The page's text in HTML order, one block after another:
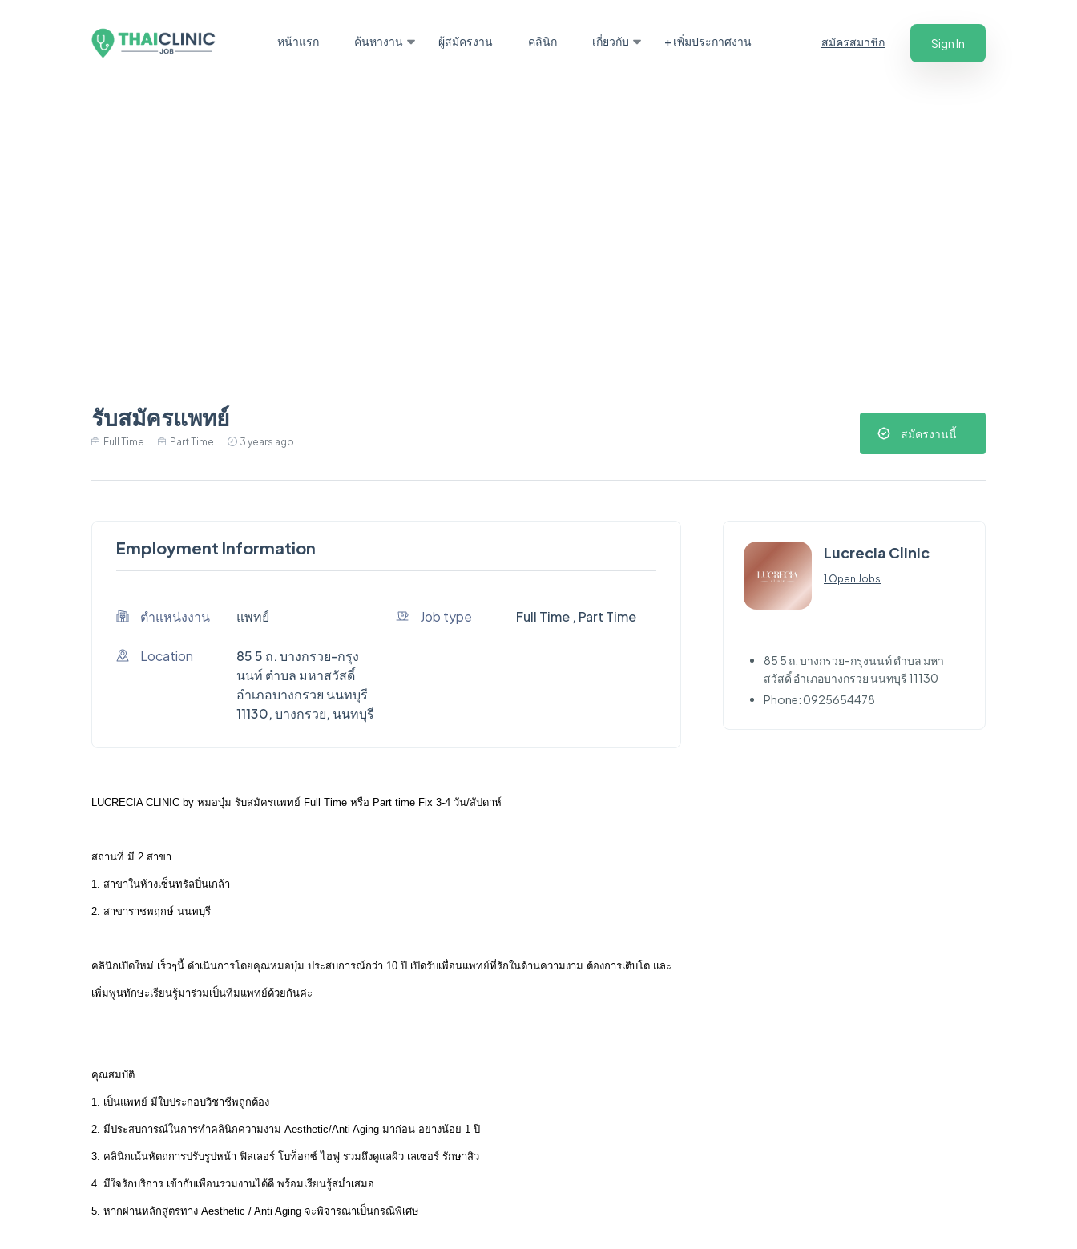
หน้าแรก ค้นหางาน ผู้สมัครงาน คลินิก เกี่ยวกับ + เพิ่มประกาศงาน สมัครสมาชิก Sign In
รับสมัครแพทย์
Full Time Part Time 3 years ago
สมัครงานนี้
Employment Information
ตำแหน่งงาน แพทย์ Job type Full Time , Part Time
Location
85 5 ถ. บางกรวย-กรุง
นนท์ ตำบล มหาสวัสดิ์
อำเภอบางกรวย นนทบุรี
11130, บางกรวย, นนทบุรี
LUCRECIA CLINIC by หมอบุ๋ม รับสมัครแพทย์ Full Time หรือ Part time Fix 3-4 วัน/สัปดาห์
สถานที่ มี 2 สาขา
1. สาขาในห้างเซ็นทรัลปิ่นเกล้า
2. สาขาราชพฤกษ์ นนทบุรี
คลินิกเปิดใหม่ เร็วๆนี้ ดำเนินการโดยคุณหมอบุ๋ม ประสบการณ์กว่า 10 ปี เปิดรับเพื่อนแพทย์ที่รักในด้านความงาม ต้องการเติบโต และ
เพิ่มพูนทักษะเรียนรู้มาร่วมเป็นทีมแพทย์ด้วยกันค่ะ
คุณสมบัติ
1. เป็นแพทย์ มีใบประกอบวิชาชีพถูกต้อง
2. มีประสบการณ์ในการทำคลินิกความงาม Aesthetic/Anti Aging มาก่อน อย่างน้อย 1 ปี
3. คลินิกเน้นหัตถการปรับรูปหน้า ฟิลเลอร์ โบท็อกซ์ ไฮฟู รวมถึงดูแลผิว เลเซอร์ รักษาสิว
4. มีใจรักบริการ เข้ากับเพื่อนร่วมงานได้ดี พร้อมเรียนรู้สม่ำเสมอ
5. หากผ่านหลักสูตรทาง Aesthetic / Anti Aging จะพิจารณาเป็นกรณีพิเศษ
Lucrecia Clinic
1 Open Jobs
85 5 ถ. บางกรวย-กรุงนนท์ ตำบล มหา
สวัสดิ์ อำเภอบางกรวย นนทบุรี 11130
Phone: 0925654478